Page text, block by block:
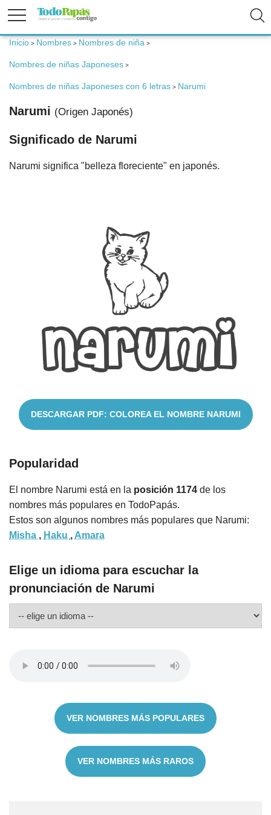
Fertilidad
Embarazo
Bebé
Inicio > Nombres > Nombres de niña >
Nombres de niñas Japoneses >
Nombres de niñas Japoneses con 6 letras > Narumi
Narumi (Origen Japonés)
Significado de Narumi
Narumi significa "belleza floreciente" en japonés.
DESCARGAR PDF: COLOREA EL NOMBRE NARUMI
Popularidad
El nombre Narumi está en la posición 1174 de los
nombres más populares en TodoPapás.
Estos son algunos nombres más populares que Narumi:
Misha , Haku , Amara
Elige un idioma para escuchar la
pronunciación de Narumi
VER NOMBRES MÁS POPULARES
VER NOMBRES MÁS RAROS